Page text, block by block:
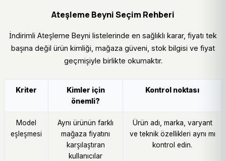
Ateşleme Beyni Seçim Rehberi
İndirimli Ateşleme Beyni listelerinde en sağlıklı karar, fiyatı tek
başına değil ürün kimliği, mağaza güveni, stok bilgisi ve fiyat
geçmişiyle birlikte okumaktır.
Kriter
Kimler için
önemli?
Kontrol noktası
Model
eşleşmesi
Aynı ürünün farklı
mağaza fiyatını
karşılaştıran
kullanıcılar
Ürün adı, marka, varyant
ve teknik özellikleri aynı mı
kontrol edin.